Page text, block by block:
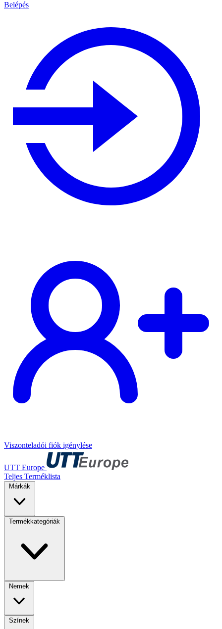
Belépés
Viszonteladói fiók igénylése
UTT Europe
Teljes Terméklista
Márkák
Termékkategóriák
Nemek
Színek